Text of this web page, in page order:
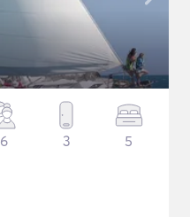
6 3 5